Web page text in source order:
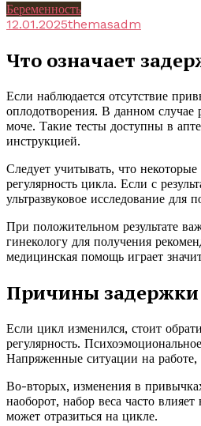
Беременность
12.01.2025themasadm
Что означает
Если наблюдается отсутствие
оплодотворения. В данном случае
моче. Такие тесты доступны в
инструкцией.
Следует учитывать, что
регулярность цикла. Если с
ультразвуковое исследование
При положительном результате
гинекологу для получения
медицинская помощь играет
Причины задержки
Если цикл изменился, стоит
регулярность.
Напряженные ситуации на
Во-вторых, изменения в
наоборот, набор веса часто
может отразиться на цикле.